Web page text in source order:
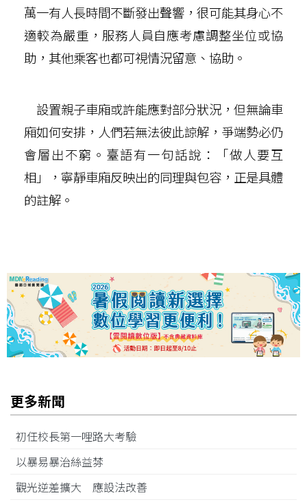
萬一有人長時間不斷發出聲響，很可能其身心不
適較為嚴重，服務人員自應考慮調整坐位或協
助，其他乘客也都可視情況留意、協助。
設置親子車廂或許能應對部分狀況，但無論車
廂如何安排，人們若無法彼此諒解，爭端勢必仍
會層出不窮。臺語有一句話說：「做人要互
相」，寧靜車廂反映出的同理與包容，正是具體
的註解。
更多新聞
初任校長第一哩路大考驗
以暴易暴治絲益棼
觀光逆差擴大 應設法改善